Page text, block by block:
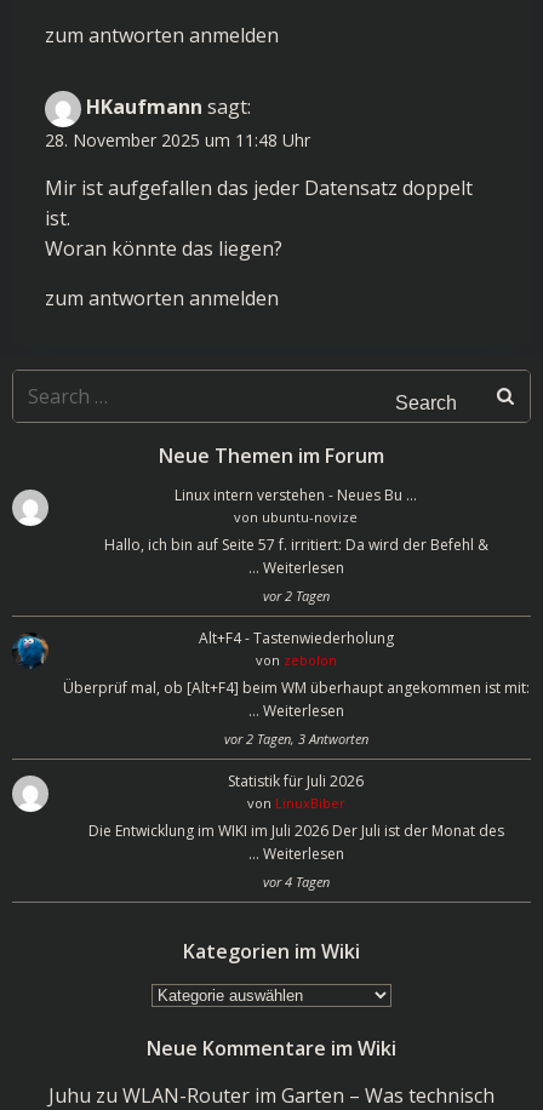
zum antworten anmelden
HKaufmann sagt:
28. November 2025 um 11:48 Uhr
Mir ist aufgefallen das jeder Datensatz doppelt
ist.
Woran könnte das liegen?
zum antworten anmelden
Search
for:
Neue Themen im Forum
Linux intern verstehen - Neues Bu …
von ubuntu-novize
Hallo, ich bin auf Seite 57 f. irritiert: Da wird der Befehl &
… Weiterlesen
vor 2 Tagen
Alt+F4 - Tastenwiederholung
von zebolon
Überprüf mal, ob [Alt+F4] beim WM überhaupt angekommen ist mit:
… Weiterlesen
vor 2 Tagen, 3 Antworten
Statistik für Juli 2026
von LinuxBiber
Die Entwicklung im WIKI im Juli 2026 Der Juli ist der Monat des
… Weiterlesen
vor 4 Tagen
Kategorien im Wiki
Kategorien
Wiki
Neue Kommentare im Wiki
Juhu zu WLAN-Router im Garten – Was technisch